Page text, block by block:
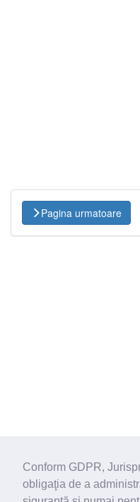
Conform GDPR,
obligaţia de a
Pagina urmatoare